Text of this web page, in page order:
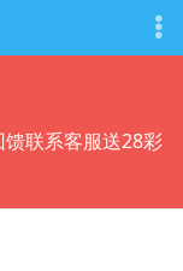
联系客服送28彩